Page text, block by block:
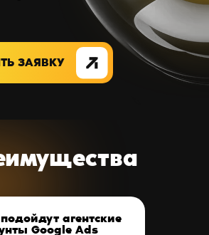
ЗАЯВКУ
агентские
Google Ads